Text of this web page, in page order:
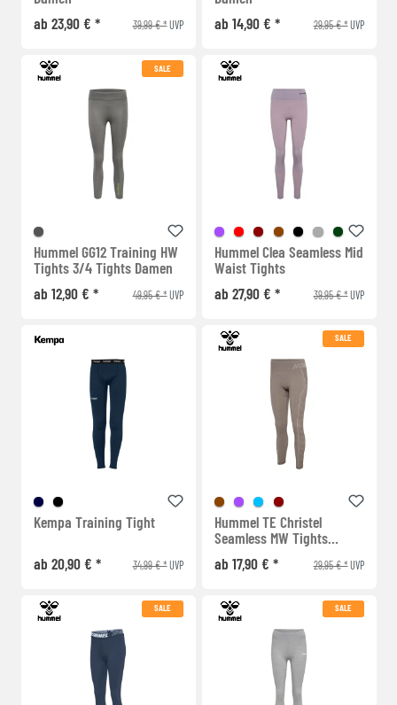
ab 23,90 € *
39,99 € *UVP
ab 14,90 € *
29,95 € *UVP
SALE
Hummel GG12 Training HW
Tights 3/4 Tights Damen
ab 12,90 € *
49,95 € *UVP
Hummel Clea Seamless Mid
Waist Tights
ab 27,90 € *
39,95 € *UVP
Kempa Training Tight
ab 20,90 € * 34,99 € *UVP
SALE
Hummel TE Christel
Seamless MW Tights
ab 17,90 € * 29,95 € *UVP
SALE SALE